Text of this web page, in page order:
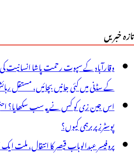
تازہ خبریں
وقارآباد کے سپوت رحمت پاشا انسانیت کی
کے سڈنی میں کئی جانیں بچائیں، مستقل
اس جین زی کو کس نے یہ سب سکھایا؟
پوسٹرز پر برہمی کیوں؟
پروفیسر عبدالوہاب قیصر کا انتقال، ملت